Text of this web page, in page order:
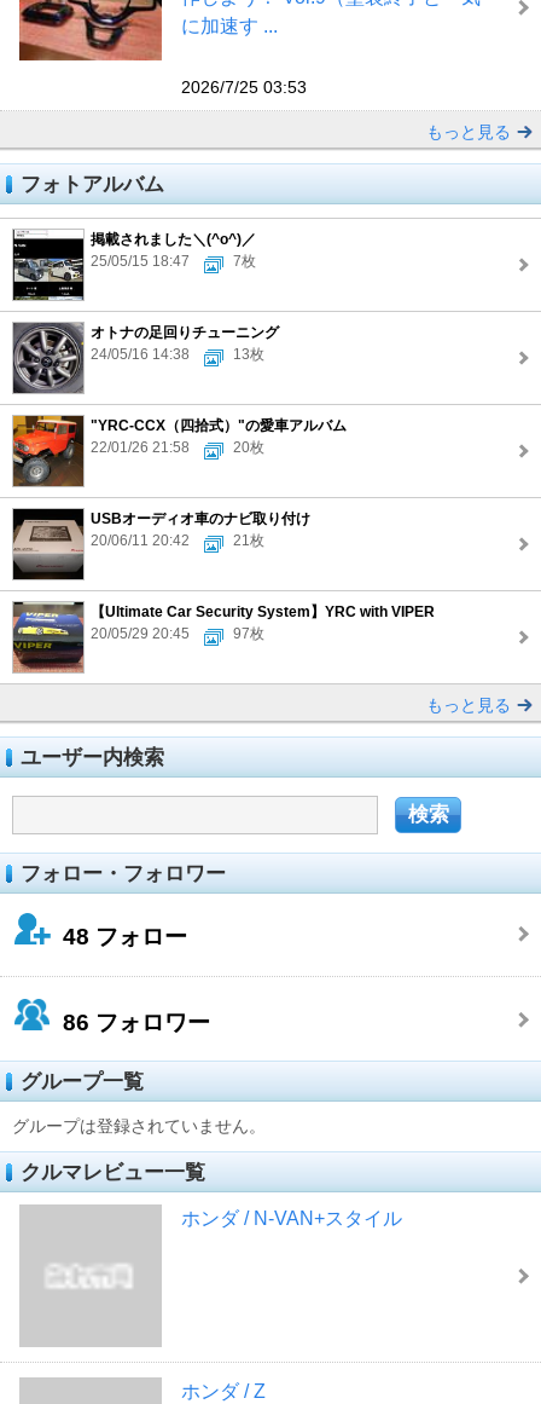
に加速す ...
2026/7/25 03:53
もっと見る
フォトアルバム
掲載されました＼(^o^)／
25/05/15 18:47
7枚
オトナの足回りチューニング
24/05/16 14:38
13枚
"YRC-CCX（四拾式）"の愛車アルバム
22/01/26 21:58
20枚
USBオーディオ車のナビ取り付け
20/06/11 20:42
21枚
【Ultimate Car Security System】YRC with VIPER
20/05/29 20:45
97枚
もっと見る
ユーザー内検索
フォロー・フォロワー
48 フォロー
86 フォロワー
グループ一覧
グループは登録されていません。
クルマレビュー一覧
ホンダ / N-VAN+スタイル
ホンダ / Z